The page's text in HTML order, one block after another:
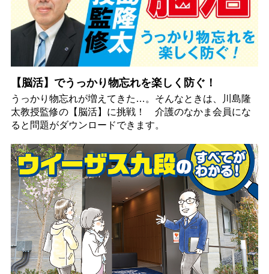
【脳活】でうっかり物忘れを楽しく防ぐ！
うっかり物忘れが増えてきた…。そんなときは、川島隆
太教授監修の【脳活】に挑戦！ 介護のなかま会員にな
ると問題がダウンロードできます。